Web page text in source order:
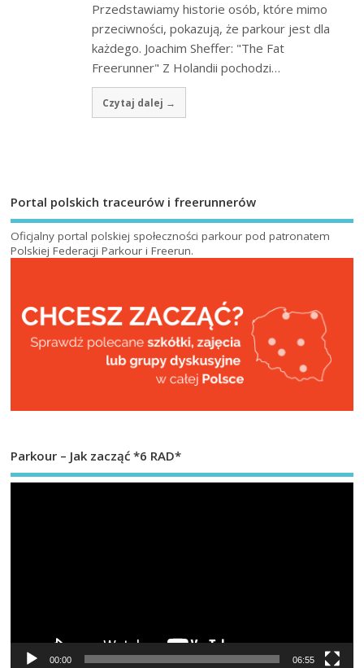
Przedstawiamy historie osób, które mimo
przeciwności, pokazują, że parkour jest dla
każdego. Joachim Sheffer: "The Fat
Freerunner" Z Holandii pochodzi…
Czytaj dalej →
Portal polskich traceurów i freerunnerów
Oficjalny portal polskiej społeczności parkour pod patronatem
Polskiej Federacji Parkour i Freerun.
Parkour – Jak zacząć *6 RAD*
00:00 06:55